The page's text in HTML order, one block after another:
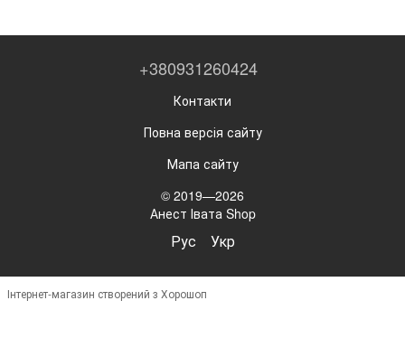
+380931260424
Контакти
Повна версія сайту
Мапа сайту
© 2019—2026
Анест Івата Shop
Рус Укр
Інтернет-магазин створений з Хорошоп